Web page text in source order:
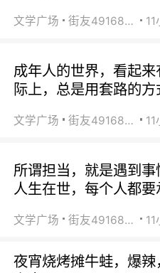
文学广场 街友49168527
成年人的世界，看起
际上，总是用套路的
文学广场 街友49168527
所谓担当，就是遇到事
人生在世，每个人都
文学广场 街友49168527
夜宵烧烤摊牛蛙，爆辣